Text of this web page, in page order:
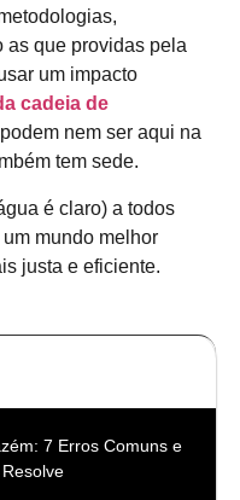
as que providas pela
um impacto
cadeia de
nem ser aqui na
tem sede.
é claro) a todos
mundo melhor
justa e eficiente.
7 Erros Comuns e